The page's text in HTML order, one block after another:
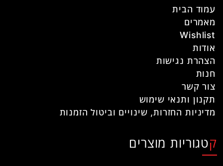
עמוד הבית
מאמרים
Wishlist
אודות
הצהרת נגישות
חנות
צור קשר
תקנון ותנאי שימוש
מדיניות החזרות, שינויים וביטול הזמנות
קטגוריות מוצרים